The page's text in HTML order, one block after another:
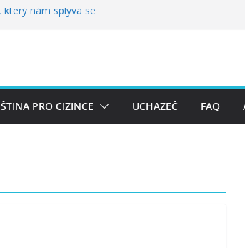
nám splývá se
výzkumného
EXPO
onomastica
PRO CIZINCE UCHAZEČ FAQ